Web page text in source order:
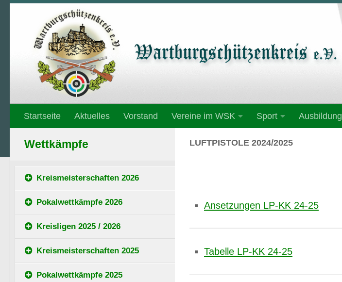
Unter dem Inhalt
Startseite Aktuelles Vorstand Vereine im WSK Sport Ausbildung
LUFTPISTOLE 2024/2025
Ansetzungen LP-KK 24-25
Tabelle LP-KK 24-25
Wettkämpfe
Kreismeisterschaften 2026
Pokalwettkämpfe 2026
Kreisligen 2025 / 2026
Kreismeisterschaften 2025
Pokalwettkämpfe 2025